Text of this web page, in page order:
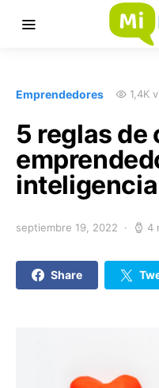
Emprendedores 1,4K
5 reglas de
septiembre 19, 2022 4
Share